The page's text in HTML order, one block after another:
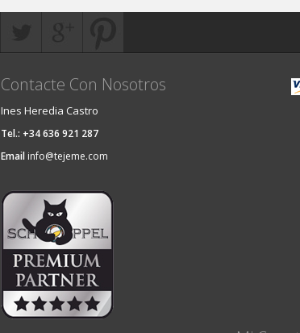
Contacte Con Nosotros
Ines Heredia Castro
Tel.: +34 636 921 287
Email info@tejeme.com